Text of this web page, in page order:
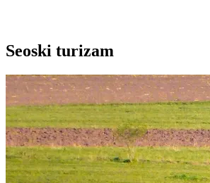
Seoski turizam